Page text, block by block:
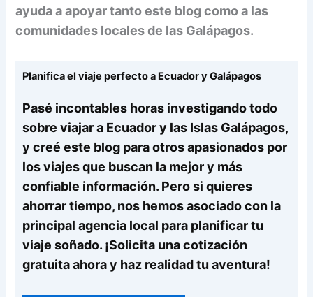
ayuda a apoyar tanto este blog como a las
comunidades locales de las Galápagos.
Planifica el viaje perfecto a Ecuador y Galápagos
Pasé incontables horas investigando todo
sobre viajar a Ecuador y las Islas Galápagos,
y creé este blog para otros apasionados por
los viajes que buscan la mejor y más
confiable información. Pero si quieres
ahorrar tiempo, nos hemos asociado con la
principal agencia local para planificar tu
viaje soñado. ¡Solicita una cotización
gratuita ahora y haz realidad tu aventura!